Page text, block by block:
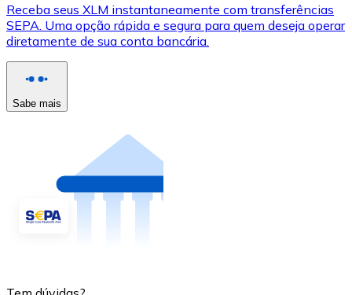
Receba seus XLM instantaneamente com transferências
SEPA. Uma opção rápida e segura para quem deseja operar
diretamente de sua conta bancária.
Sabe mais